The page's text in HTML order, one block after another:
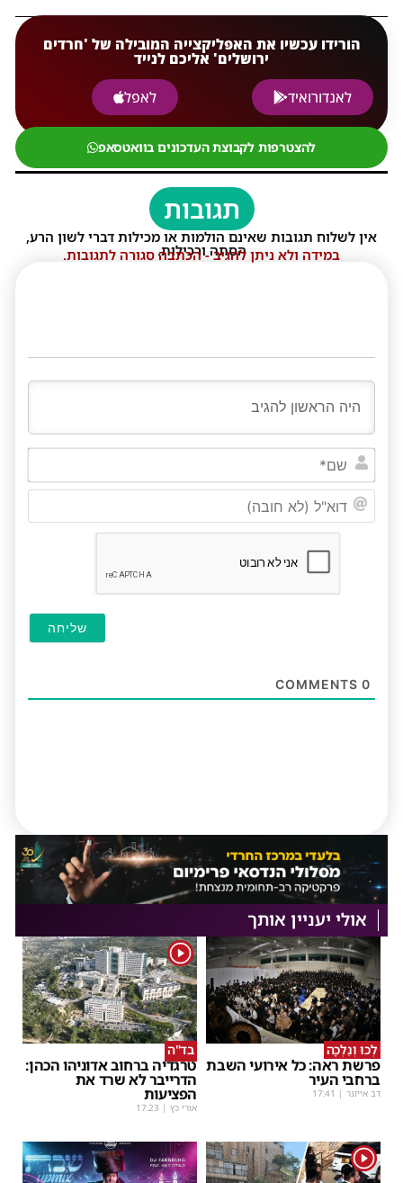
הורידו עכשיו את האפליקצייה המובילה של 'חרדים
ירושלים' אליכם לנייד
לאנדורואיד
לאפל
להצטרפות לקבוצת העדכונים בוואטסאפ
תגובות
אין לשלוח תגובות שאינם הולמות או מכילות דברי לשון הרע,
הסתה ורכילות.
במידה ולא ניתן להגיב - הכתבה סגורה לתגובות.
0
אולי יעניין אותך
לְכוּ וְנֵלְכָה
פרשת ראה: כל אירועי השבת
ברחבי העיר
דב אייזנר |
17:41
1
בד"ה
טרגדיה ברחוב אדוניהו הכהן:
הדרייבר לא שרד את
הפציעות
אורי כץ |
17:23
1